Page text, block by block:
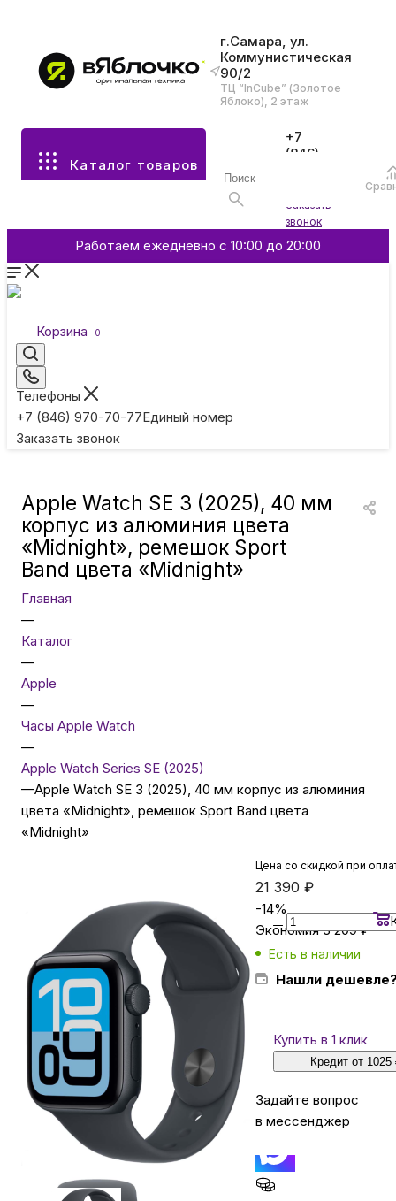
г.Самара, ул.
Коммунистическая
90/2
ТЦ “InCube” (Золотое
Яблоко), 2 этаж
Каталог товаров
+7
(846)
Заказать
звонок
Работаем ежедневно с 10:00 до 20:00
Корзина 0
Телефоны
+7 (846) 970-70-77Единый номер
Заказать звонок
Все разделы каталога
Аксессуары
Смартфоны и гаджеты
Умные кольца
Фитнес-браслеты
ТВ и проекторы
Красота и здоровье
Сумки и чемоданы
Для дома и дачи
LEGO
Для домашних питомцев
Умный дом и безопасность
Apple Watch SE 3 (2025), 40 мм
корпус из алюминия цвета
«Midnight», ремешок Sport
Band цвета «Midnight»
Главная
—
Каталог
—
Apple
—
Часы Apple Watch
—
Apple Watch Series SE (2025)
—Apple Watch SE 3 (2025), 40 мм корпус из алюминия
цвета «Midnight», ремешок Sport Band цвета
«Midnight»
Цена со скидкой при
21 390 ₽
-14%
Экономия 3 209₽
Есть в наличии
Нашли
Купить в 1 клик
Кредит от
Задайте вопрос
в мессенджер